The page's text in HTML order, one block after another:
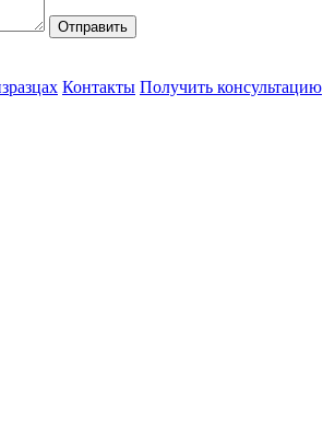
Контакты Получить консультацию